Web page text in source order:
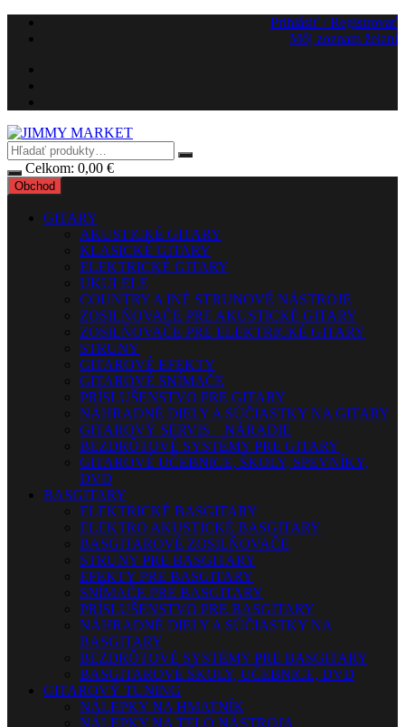
Preskočiť
Prihlásiť / Registrovať
Môj zoznam želaní
Celkom: 0,00 €
Obchod
GITARY
AKUSTICKÉ GITARY
KLASICKÉ GITARY
ELEKTRICKÉ GITARY
UKULELE
COUNTRY A INÉ STRUNOVÉ NÁSTROJE
ZOSILŇOVAČE PRE AKUSTICKÉ GITARY
ZOSILŇOVAČE PRE ELEKTRICKÉ GITARY
STRUNY
GITAROVÉ EFEKTY
GITAROVÉ SNÍMAČE
PRÍSLUŠENSTVO PRE GITARY
NÁHRADNÉ DIELY A SÚČIASTKY NA GITARY
GITAROVÝ SERVIS – NÁRADIE
BEZDRÔTOVÉ SYSTÉMY PRE GITARY
GITAROVÉ UČEBNICE, ŠKOLY, SPEVNÍKY,
DVD
BASGITARY
ELEKTRICKÉ BASGITARY
ELEKTRO AKUSTICKÉ BASGITARY
BASGITAROVÉ ZOSILŇOVAČE
STRUNY PRE BASGITARY
EFEKTY PRE BASGITARY
SNÍMAČE PRE BASGITARY
PRÍSLUŠENSTVO PRE BASGITARY
NÁHRADNÉ DIELY A SÚČIASTKY NA
BASGITARY
BEZDRÔTOVÉ SYSTÉMY PRE BASGITARY
BASGITAROVÉ ŠKOLY, UČEBNICE, DVD
GITAROVÝ TUNING
NÁLEPKY NA HMATNÍK
NÁLEPKY NA TELO NÁSTROJA